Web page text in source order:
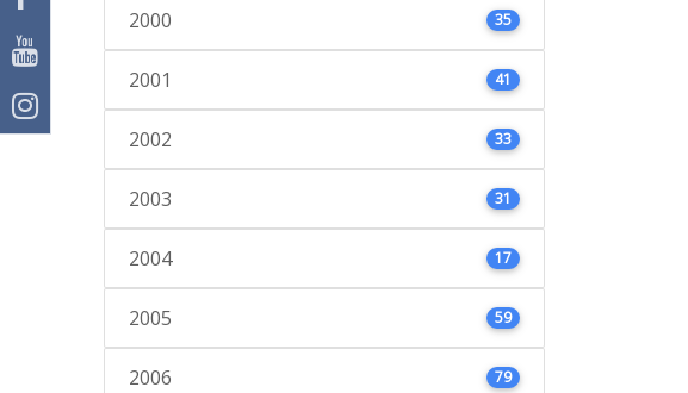
2000 35
2001 41
2002 33
2003 31
2004 17
2005 59
2006 79